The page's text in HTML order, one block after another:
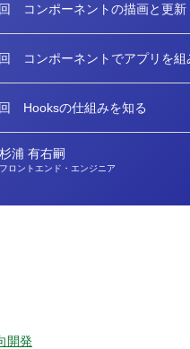
コンポーネントの描画と更新
コンポーネントでアプリを組
Hooksの仕組みを知る
杉浦 有右嗣
フロントエンド・エンジニア
開発